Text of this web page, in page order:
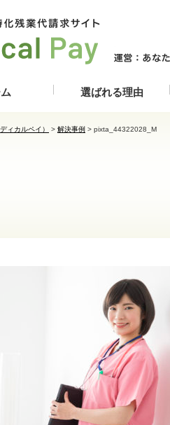
選ばれる理由
ィカルペイ） > 解決事例 > pixta_44322028_M